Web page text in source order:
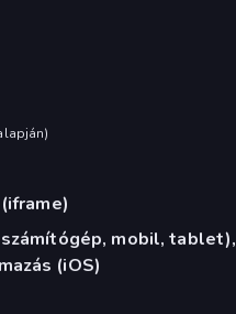
)
mobil, tablet),
(iOS)